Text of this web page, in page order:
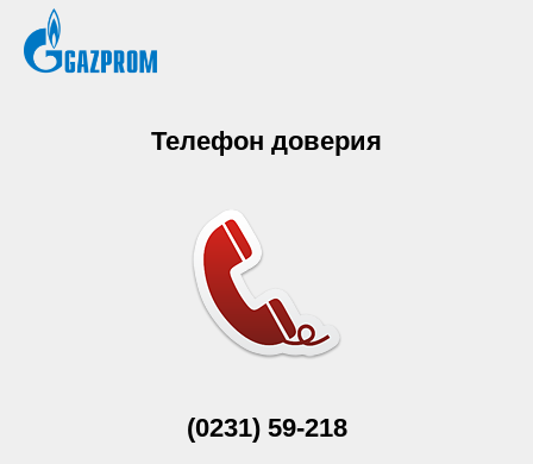
Телефон доверия
(0231) 59-218